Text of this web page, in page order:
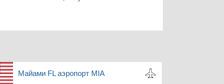
Майами FL аэропорт MIA